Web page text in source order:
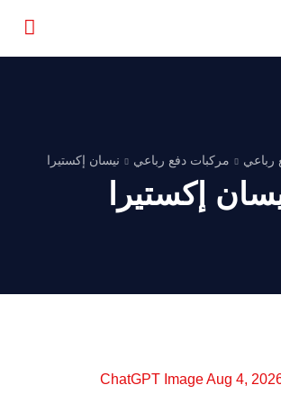
رباعي مركبات دفع رباعي نيسان إكستيرا
إكستيرا